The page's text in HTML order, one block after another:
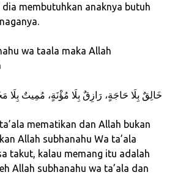
membutuhkan anaknya butuh
wa taala maka Allah
خَالِقٌ بِلَا حَاجَةٍ، رَازِقٌ بِلَا مُؤْنَةٍ، مُمِيتٌ بِلَا
mematikan dan Allah bukan
Allah subhanahu Wa ta’ala
takut, kalau memang itu adalah
Allah subhanahu wa ta’ala dan